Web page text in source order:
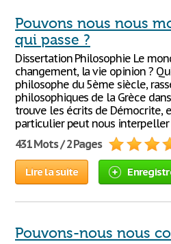
Pouvons nous nous
qui passe ?
Dissertation Philosophie Le
changement, la vie opinion ?
philosophe du 5ème siècle,
philosophiques de la Grèce
trouve les écrits de Démocrite,
particulier peut nous interpeller
431 Mots / 2 Pages
Lire la suite
Pouvons-nous nous